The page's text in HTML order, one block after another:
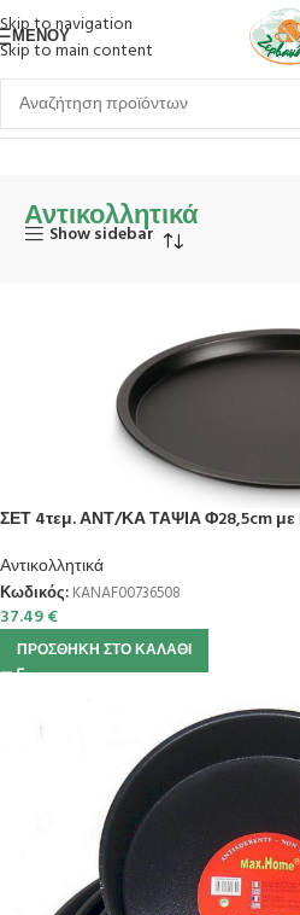
Skip to navigation
Skip to main content
ΜΕΝΟΎ
Αρχική σελίδα Κουζίνα Σκεύη Ταψιά
Αντικολλητικά
Show sidebar
ΣΕΤ 4τεμ. ΑΝΤ/ΚΑ ΤΑΨΙΑ Φ28,5cm με
Αντικολλητικά
Κωδικός: KANAF00736508
37.49€
ΠΡΟΣΘΉΚΗ ΣΤΟ ΚΑΛΆΘΙ